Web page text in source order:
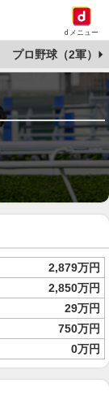
dメニュー
プロ野球（2軍）
2,879万円
2,850万円
29万円
750万円
0万円